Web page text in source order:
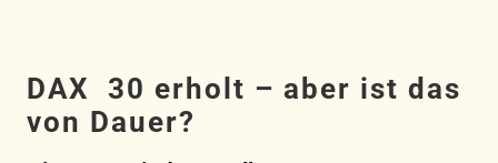
DAX 30 erholt – aber ist das
von Dauer?